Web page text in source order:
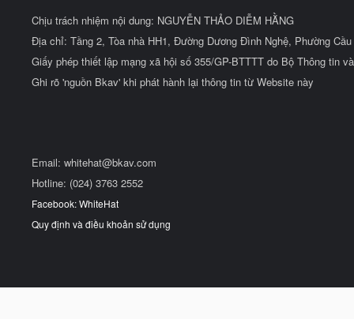
Chịu trách nhiệm nội dung: NGUYỄN THẢO DIỄM HẰNG
Địa chỉ: Tầng 2, Tòa nhà HH1, Đường Dương Đình Nghệ, Phường
Giấy phép thiết lập mạng xã hội số 355/GP-BTTTT do Bộ Thông tin
Ghi rõ 'nguồn Bkav' khi phát hành lại thông tin từ Website này
Email: whitehat@bkav.com
Hotline: (024) 3763 2552
Facebook: WhiteHat
Quy định và điều khoản sử dụng